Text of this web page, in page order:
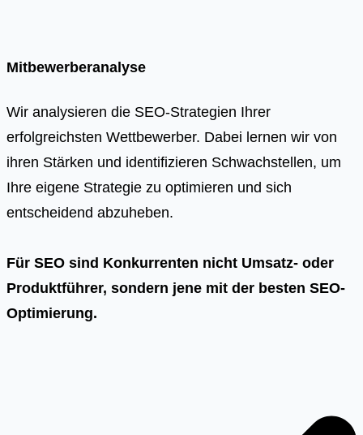
Mitbewerberanalyse
Wir analysieren die SEO-Strategien Ihrer
erfolgreichsten Wettbewerber. Dabei lernen wir von
ihren Stärken und identifizieren Schwachstellen, um
Ihre eigene Strategie zu optimieren und sich
entscheidend abzuheben.
Für SEO sind Konkurrenten nicht Umsatz- oder
Produktführer, sondern jene mit der besten SEO-
Optimierung.